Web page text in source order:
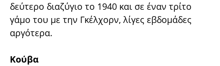
δεύτερο διαζύγιο το 1940 και σε έναν τρίτο
γάμο του με την Γκέλχορν, λίγες εβδομάδες
αργότερα.
Κούβα